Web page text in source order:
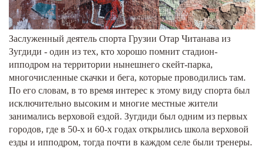
Заслуженный деятель спорта Грузии Отар Читанава из
Зугдиди - один из тех, кто хорошо помнит стадион-
ипподром на территории нынешнего скейт-парка,
многочисленные скачки и бега, которые проводились там.
По его словам, в то время интерес к этому виду спорта был
исключительно высоким и многие местные жители
занимались верховой ездой. Зугдиди был одним из первых
городов, где в 50-х и 60-х годах открылись школа верховой
езды и ипподром, тогда почти в каждом селе были тренеры.